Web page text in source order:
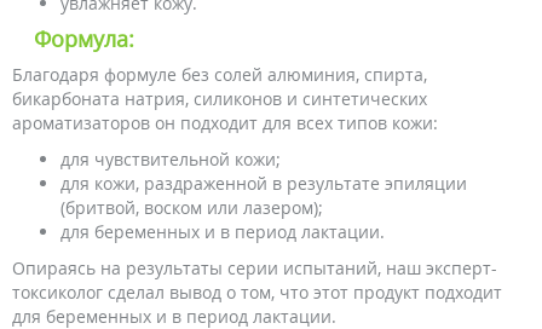
Формула:
Благодаря формуле без солей алюминия, спирта,
бикарбоната натрия, силиконов и синтетических
ароматизаторов он подходит для всех типов кожи:
для чувствительной кожи;
для кожи, раздраженной в результате эпиляции
(бритвой, воском или лазером);
для беременных и в период лактации.
Опираясь на результаты серии испытаний, наш эксперт-
токсиколог сделал вывод о том, что этот продукт подходит
для беременных и в период лактации.